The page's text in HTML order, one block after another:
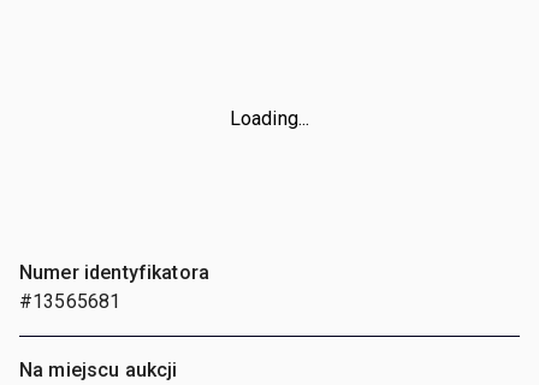
Loading...
Numer identyfikatora
#13565681
Na miejscu aukcji